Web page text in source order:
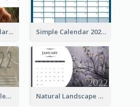
Pet Photos Calendar Simple Calendar 2022
Minimal BOHO Calendar Natural Landscape Calendar 2022